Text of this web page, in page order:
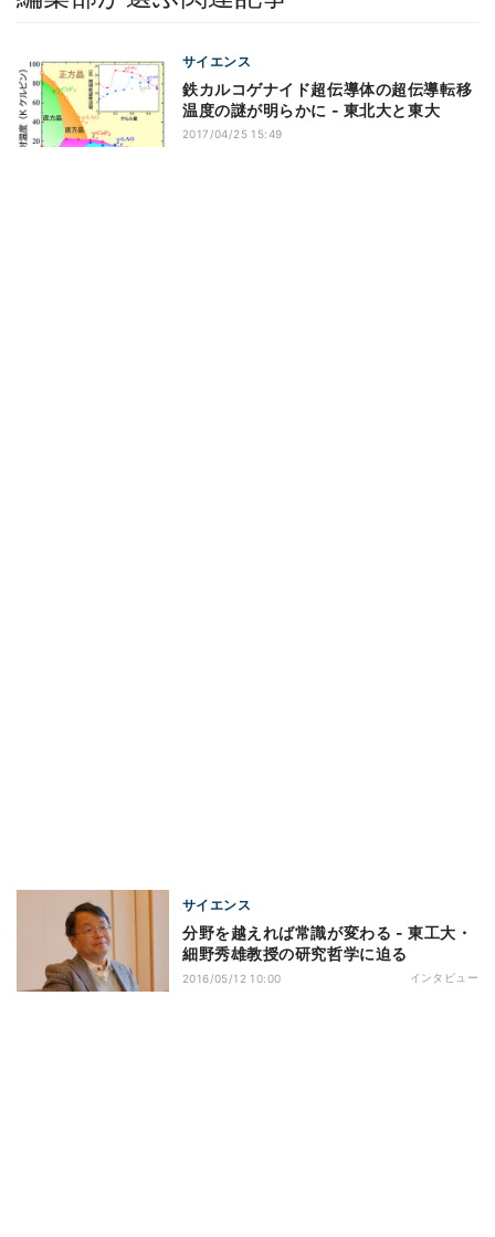
サイエンス
鉄カルコゲナイド超伝導体の超伝導転移
温度の謎が明らかに - 東北大と東大
2017/04/25 15:49
サイエンス
分野を越えれば常識が変わる - 東工大・
細野秀雄教授の研究哲学に迫る
2016/05/12 10:00 インタビュー